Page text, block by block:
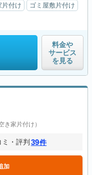
片付け
ゴミ屋敷片付け
料金や
サービス
を見る
き家片付け）
ミ・評判 39件
加